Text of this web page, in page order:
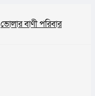
ভোলার বাণী পরিবার